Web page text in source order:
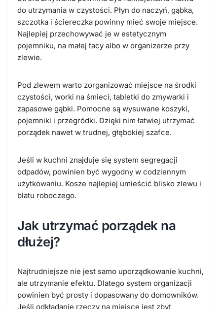
do utrzymania w czystości. Płyn do naczyń, gąbka,
szczotka i ściereczka powinny mieć swoje miejsce.
Najlepiej przechowywać je w estetycznym
pojemniku, na małej tacy albo w organizerze przy
zlewie.
Pod zlewem warto zorganizować miejsce na środki
czystości, worki na śmieci, tabletki do zmywarki i
zapasowe gąbki. Pomocne są wysuwane koszyki,
pojemniki i przegródki. Dzięki nim łatwiej utrzymać
porządek nawet w trudnej, głębokiej szafce.
Jeśli w kuchni znajduje się system segregacji
odpadów, powinien być wygodny w codziennym
użytkowaniu. Kosze najlepiej umieścić blisko zlewu i
blatu roboczego.
Jak utrzymać porządek na
dłużej?
Najtrudniejsze nie jest samo uporządkowanie kuchni,
ale utrzymanie efektu. Dlatego system organizacji
powinien być prosty i dopasowany do domowników.
Jeśli odkładanie rzeczy na miejsce jest zbyt